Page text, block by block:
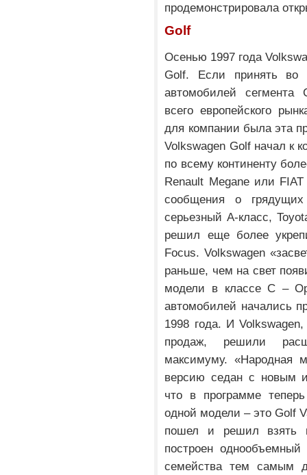
продемонстрировала
Golf
Осенью 1997 года
Golf. Если принять
автомобилей сегмента
всего европейского
для компании была эта
Volkswagen Golf начал к
по всему континенту
Renault Megane или
сообщения о грядущих
серьезный A-класс,
решил еще более
Focus. Volkswagen
раньше, чем на свет
модели в классе C –
автомобилей начались
1998 года. И
продаж, решили
максимуму. «Народная
версию седан с новым
что в программе
одной модели – это Golf
пошел и решил взять
построен
семейства тем самым